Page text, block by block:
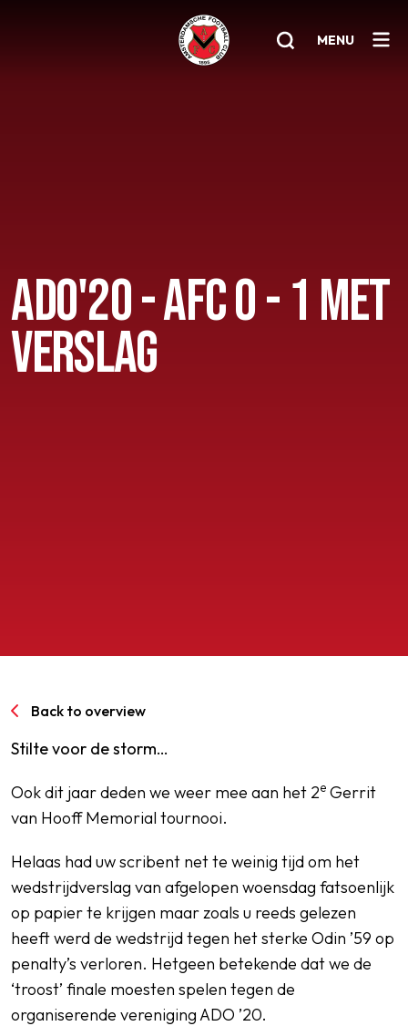
MENU
Senioren
Clubinfo
Nieuwsoverzicht
ADO'20 - AFC 0 - 1 MET
VERSLAG
Back to overview
Stilte voor de storm…
Ook dit jaar deden we weer mee aan het 2e Gerrit
van Hooff Memorial tournooi.
Helaas had uw scribent net te weinig tijd om het
wedstrijdverslag van afgelopen woensdag fatsoenlijk
op papier te krijgen maar zoals u reeds gelezen
heeft werd de wedstrijd tegen het sterke Odin ’59 op
penalty’s verloren. Hetgeen betekende dat we de
‘troost’ finale moesten spelen tegen de
organiserende vereniging ADO ’20.